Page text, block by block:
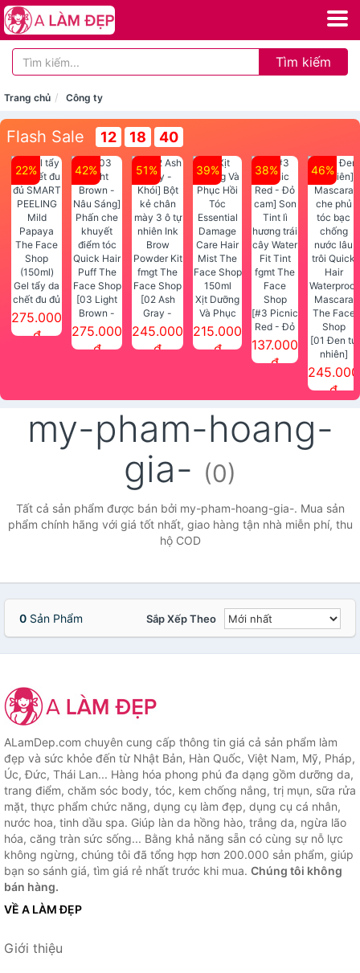
Tìm kiếm
Trang chủ Công ty
Flash Sale 12 18 40
22%
Gel tẩy da
chết đu đủ
SMART
PEELING
275.000
đ
42%
[03 Light
Brown -
Nâu Sáng]
Phấn che
275.000
đ
51%
[02 Ash
Gray -
Khói] Bột
kẻ chân
Face Shop
245.000
đ
39%
Xịt Dưỡng
Và Phục
Hồi Tóc
Essential
215.000
đ
38%
[#3 Picnic
Red - Đỏ
cam] Son
Face
Shop
137.000
đ
46%
[01 Đen tự
nhiên]
Mascara
che phủ
Shop
245.000
đ
my-pham-hoang-
gia- (0)
Tất cả sản phẩm được bán bởi my-pham-hoang-gia-. Mua sản
phẩm chính hãng với giá tốt nhất, giao hàng tận nhà miễn phí, thu
hộ COD
0 Sản Phẩm Sắp Xếp Theo
ALamDep.com chuyên cung cấp thông tin giá cả sản phẩm làm
đẹp và sức khỏe đến từ Nhật Bản, Hàn Quốc, Việt Nam, Mỹ, Pháp,
Úc, Đức, Thái Lan... Hàng hóa phong phú đa dạng gồm dưỡng da,
trang điểm, chăm sóc body, tóc, kem chống nắng, trị mụn, sữa rửa
mặt, thực phẩm chức năng, dụng cụ làm đẹp, dụng cụ cá nhân,
nước hoa, tinh dầu spa. Giúp làn da hồng hào, trắng da, ngừa lão
hóa, căng tràn sức sống... Bằng khả năng sẵn có cùng sự nỗ lực
không ngừng, chúng tôi đã tổng hợp hơn 200.000 sản phẩm, giúp
bạn so sánh giá, tìm giá rẻ nhất trước khi mua. Chúng tôi không
bán hàng.
VỀ A LÀM ĐẸP
Giới thiệu